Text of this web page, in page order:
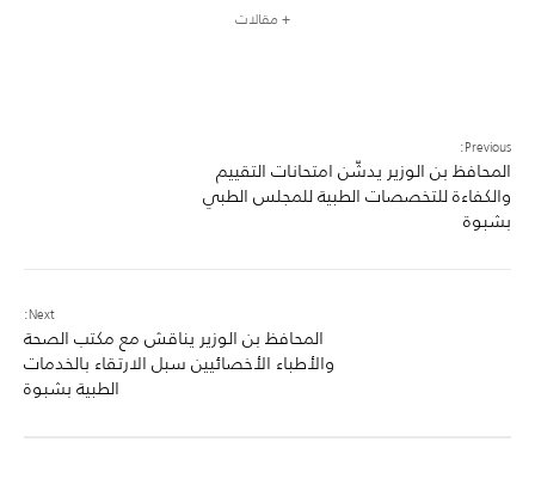
+ مقالات
Previous:
المحافظ بن الوزير يدشّن امتحانات التقييم
والكفاءة للتخصصات الطبية للمجلس الطبي
بشبوة
Next:
المحافظ بن الوزير يناقش مع مكتب الصحة
والأطباء الأخصائيين سبل الارتقاء بالخدمات
الطبية بشبوة